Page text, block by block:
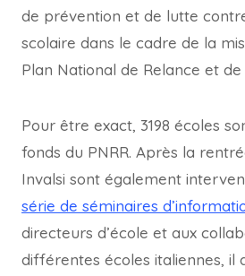
de prévention et de lutte
scolaire dans le cadre de la
Plan National de Relance et de
Pour être exact, 3198 écoles
fonds du PNRR. Après la
Invalsi sont également
série de séminaires
directeurs d’école et aux
différentes écoles italiennes, il